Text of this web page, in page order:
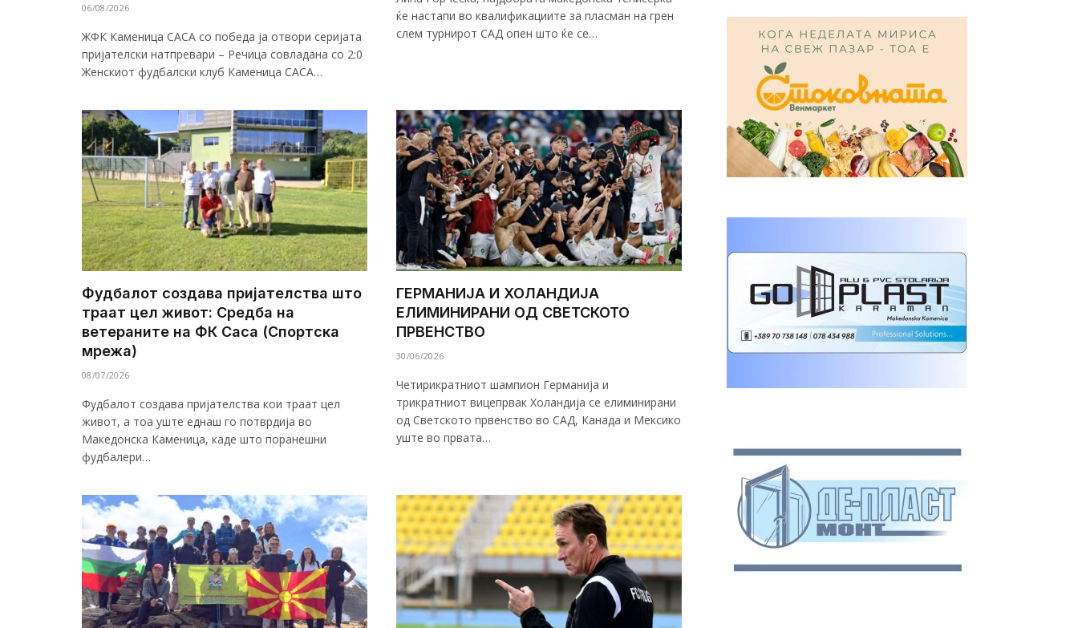
06/08/2026
ЖФК Каменица САСА со победа ја отвори серијата
пријателски натпревари – Речица совладана со 2:0
Женскиот фудбалски клуб Каменица САСА…
ќе настапи во квалификациите за пласман на грен
слем турнирот САД опен што ќе се…
Фудбалот создава пријателства што
траат цел живот: Средба на
ветераните на ФК Саса (Спортска
мрежа)
08/07/2026
Фудбалот создава пријателства кои траат цел
живот, а тоа уште еднаш го потврдија во
Македонска Каменица, каде што поранешни
фудбалери…
ГЕРМАНИЈА И ХОЛАНДИЈА
ЕЛИМИНИРАНИ ОД СВЕТСКОТО
ПРВЕНСТВО
30/06/2026
Четирикратниот шампион Германија и
трикратниот вицепрвак Холандија се елиминирани
од Светското првенство во САД, Канада и Мексико
уште во првата…